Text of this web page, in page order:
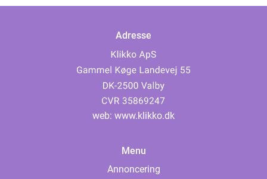
Adresse
web: www.klikko.dk
Menu
Annoncering